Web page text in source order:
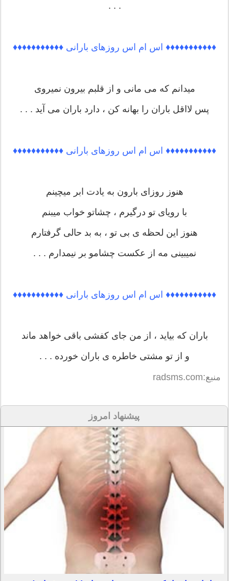
. . .
♦♦♦♦♦♦♦♦♦♦♦ اس ام اس روزهای بارانی ♦♦♦♦♦♦♦♦♦♦♦
میدانم که می مانی و از قلبم بیرون نمیروی
پس لااقل باران را بهانه کن ، دارد باران می آید . . .
♦♦♦♦♦♦♦♦♦♦♦ اس ام اس روزهای بارانی ♦♦♦♦♦♦♦♦♦♦♦
هنوز روزای بارون به یادت ابر میچینم
با رویای تو درگیرم ، چشاتو خواب میبنم
هنوز این لحظه ی بی تو ، به بد حالی گرفتارم
نمیبینی مه از عکست چشامو بر نیمدارم . . .
♦♦♦♦♦♦♦♦♦♦♦ اس ام اس روزهای بارانی ♦♦♦♦♦♦♦♦♦♦♦
باران که بیاید ، از من جای کفشی باقی خواهد ماند
و از تو مشتی خاطره ی باران خورده . . .
منبع:radsms.com
پیشنهاد امروز